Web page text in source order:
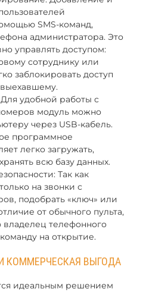
SMS-команд,
администратора. Это
управлять доступом:
сотруднику или
заблокировать доступ
удобной работы с
модуль можно
через USB-кабель.
программное
легко загружать,
всю базу данных.
Так как
на звонки с
подобрать «ключ» или
от обычного пульта,
владелец телефонного
на открытие.
КОММЕРЧЕСКАЯ ВЫГОДА
идеальным решением